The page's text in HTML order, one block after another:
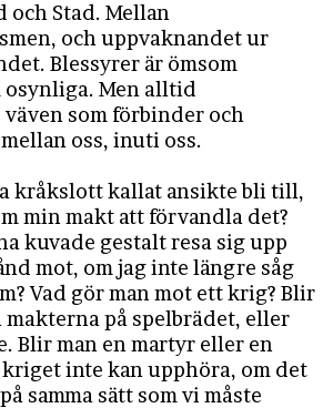
och Stad. Mellan
och uppvaknandet ur
Blessyrer är ömsom
osynliga. Men alltid
som förbinder och
oss, inuti oss.
kråkslott kallat ansikte bli till,
min makt att förvandla det?
kuvade gestalt resa sig upp
mot, om jag inte längre såg
Vad gör man mot ett krig? Blir
makterna på spelbrädet, eller
Blir man en martyr eller en
kriget inte kan upphöra, om det
samma sätt som vi måste